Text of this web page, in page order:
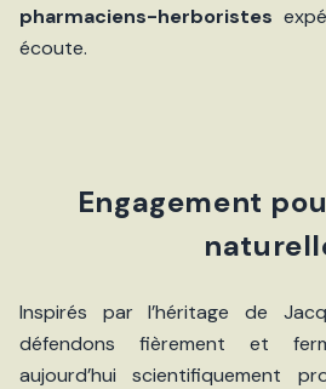
pharmaciens-herboristes
écoute.
Engagement
Inspirés par l’héritage de
défendons fièrement et
aujourd’hui scientifiquement